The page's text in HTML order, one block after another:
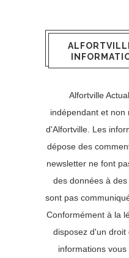
Alfortville
indépendant et non
d'Alfortville. Les
dépose des
newsletter ne font
des données à
sont pas
Conformément à la
disposez d'un
informations